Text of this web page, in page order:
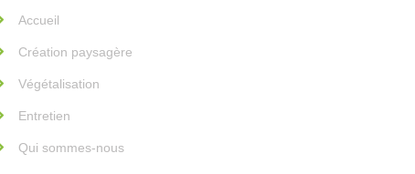
Accueil
Création paysagère
Végétalisation
Entretien
Qui sommes-nous